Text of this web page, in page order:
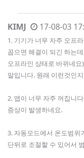
KIMJ 17-08-03
1. 기기가 너무 자주 오프
꼽으면 해결이 되긴 하는
오프라인 상태로 바뀌네
말입니다. 원래 이런것인
2. 앱이 너무 자주 꺼집니
증상이 발생하네요.
3. 자동모드에서 온도범위
단뒤로 조절할 수 있어서